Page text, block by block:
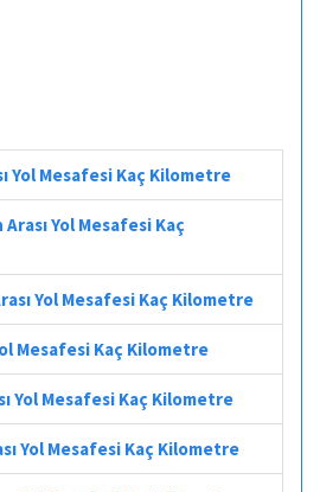
Yol Mesafesi Kaç Kilometre
Yol Mesafesi Kaç
Yol Mesafesi Kaç Kilometre
Mesafesi Kaç Kilometre
Yol Mesafesi Kaç Kilometre
Yol Mesafesi Kaç Kilometre